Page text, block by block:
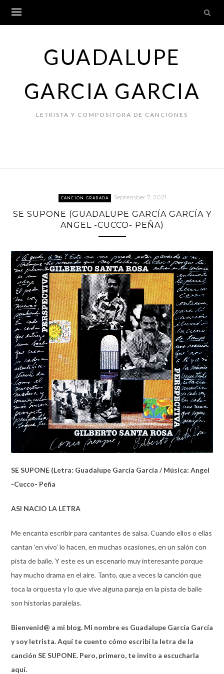
content
GUADALUPE
GARCIA GARCIA
LETRISTA Y COMPOSITORA DE CANCIONES
CANCIÓN GRABADA September 7, 2021
SE SUPONE (GUADALUPE GARCÍA GARCÍA Y
ANGEL -CUCCO- PEÑA)
SE SUPONE (Letra: Guadalupe García García / Música: Angel
-Cucco- Peña
ASI NACIO LA LETRA
Me encanta escribir para cantantes de salsa. Cuando ellos o ellas
cantan ‘en vivo’ lo hacen, en muchas ocasiones, en un salón con
pista de baile. Y este es un escenario muy interesante porque
hay mucho drama en el aire. Tanto, que a veces la canción que
toca la orquesta y lo que vive alguna pareja en la pista de baile
son historias paralelas.
Bienvenid@ a mi blog. Mi nombre es Guadalupe García García
y soy letrista. Aquí te cuento cómo escribí la letra de la
canción SE SUPONE. Pero, primero, te invito a escucharla
aquí.